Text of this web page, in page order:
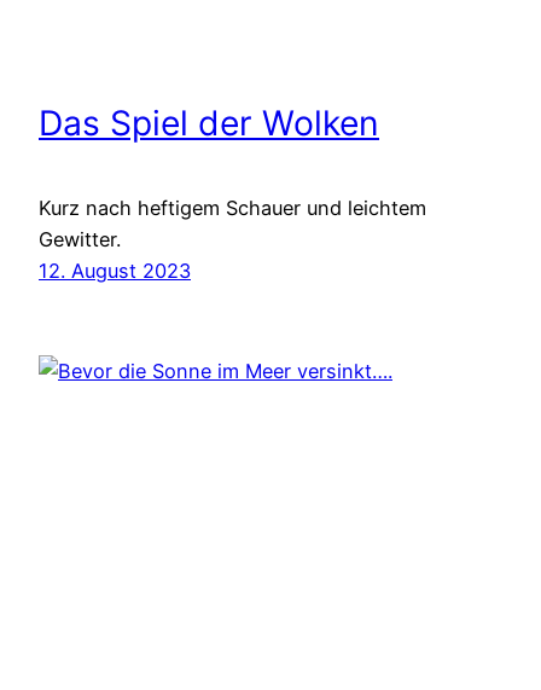
Das Spiel der Wolken
Kurz nach heftigem Schauer und leichtem
Gewitter.
12. August 2023